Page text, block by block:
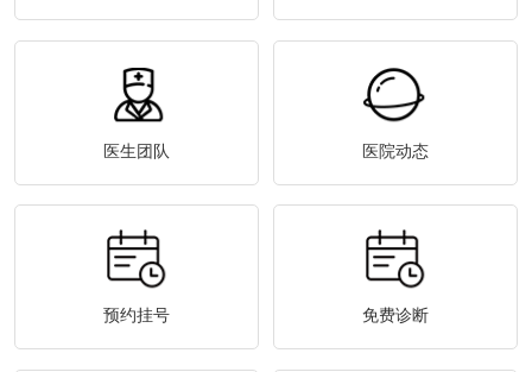
医生团队 医院动态
预约挂号 免费诊断